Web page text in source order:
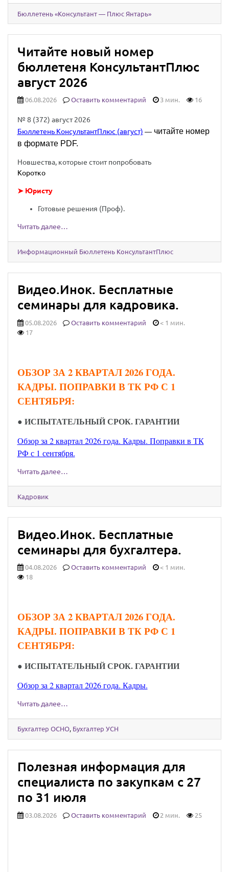
Бюллетень «Консультант — Плюс Янтарь»
Читайте новый номер
бюллетеня КонсультантПлюс
август 2026
06.08.2026 Оставить комментарий 3 мин. 16
№ 8 (372) август 2026
Бюллетень КонсультантПлюс (август) — читайте номер
в формате PDF.
Новшества, которые стоит попробовать
Коротко
➤ Юристу
Готовые решения (Проф).
Читать далее…
Информационный Бюллетень КонсультантПлюс
Видео.Инок. Бесплатные
семинары для кадровика.
05.08.2026 Оставить комментарий
< 1 мин.
17
ОБЗОР ЗА 2 КВАРТАЛ 2026 ГОДА.
КАДРЫ. ПОПРАВКИ В ТК РФ С 1
СЕНТЯБРЯ:
● ИСПЫТАТЕЛЬНЫЙ СРОК. ГАРАНТИИ
Обзор за 2 квартал 2026 года. Кадры. Поправки в ТК
РФ с 1 сентября.
Читать далее…
Кадровик
Видео.Инок. Бесплатные
семинары для бухгалтера.
04.08.2026 Оставить комментарий
< 1 мин.
18
ОБЗОР ЗА 2 КВАРТАЛ 2026 ГОДА.
КАДРЫ. ПОПРАВКИ В ТК РФ С 1
СЕНТЯБРЯ:
● ИСПЫТАТЕЛЬНЫЙ СРОК. ГАРАНТИИ
Обзор за 2 квартал 2026 года. Кадры.
Читать далее…
Бухгалтер ОСНО, Бухгалтер УСН
Полезная информация для
специалиста по закупкам с 27
по 31 июля
03.08.2026 Оставить комментарий 2 мин. 25